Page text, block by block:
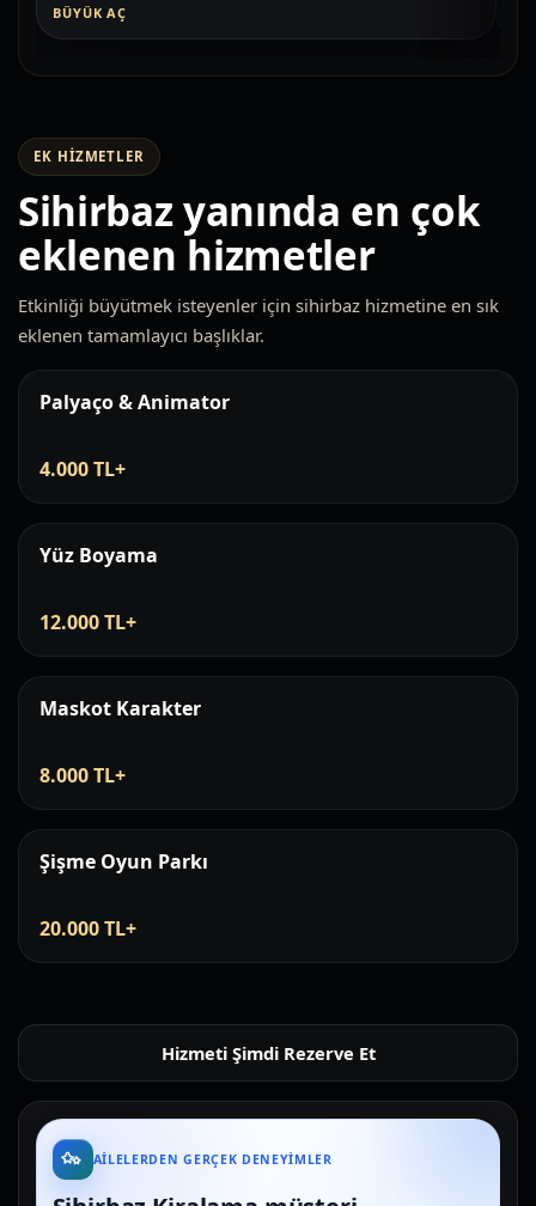
BÜYÜK AÇ
EK HIZMETLER
Sihirbaz yanında en çok
eklenen hizmetler
Etkinliği büyütmek isteyenler için sihirbaz hizmetine en sık
eklenen tamamlayıcı başlıklar.
Palyaço & Animator
4.000 TL+
Yüz Boyama
12.000 TL+
Maskot Karakter
8.000 TL+
Şişme Oyun Parkı
20.000 TL+
Hizmeti Şimdi Rezerve Et
AILELERDEN GERÇEK DENEYIMLER